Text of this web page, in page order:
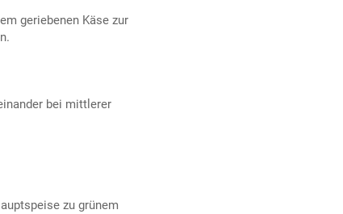
geriebenen Käse zur
bei mittlerer
zu grünem